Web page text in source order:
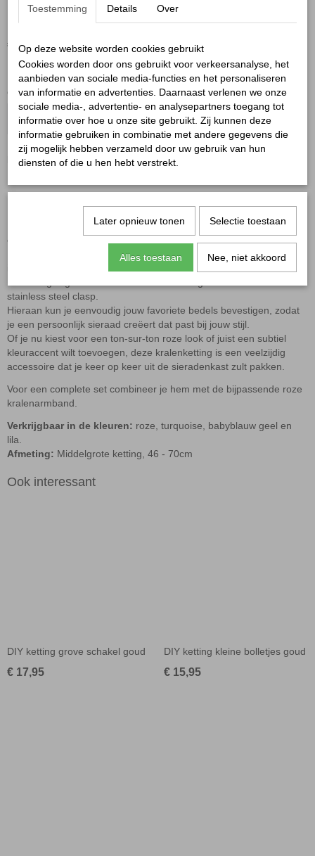
Kralenketting roze
€ 14,95 (inclusief btw 21%)
Niet op voorraad
Ontvang een mailtje zodra het product weer op voorraad is.
Verstuur
Kralenketting roze
Deze trendy ketting is de perfecte toevoeging aan een vrouwelijke
en stijlvolle look.
De zachte roze kralen zorgen voor een speelse uitstraling en geven
stainless steel clasp
Hieraan kun je eenvoudig jouw favoriete bedels bevestigen, zodat
je een persoonlijk sieraad creëert dat past bij jouw stijl.
Of je nu kiest voor een ton-sur-ton roze look of juist een subtiel
kleuraccent wilt toevoegen, deze kralenketting is een veelzijdig
accessoire dat je keer op keer uit de sieradenkast zult pakken.
Voor een complete set combineer je hem met de bijpassende roze
kralenarmband
Verkrijgbaar in de kleuren: roze, turquoise, babyblauw geel en
lila.
Afmeting: Middelgrote ketting, 46 - 70cm
Ook interessant
DIY ketting grove schakel goud
€ 17,95
DIY ketting kleine bolletjes goud
€ 15,95
Toestemming Details Over
Op deze website worden cookies gebruikt
Cookies worden door ons gebruikt voor verkeersanalyse, het
aanbieden van sociale media-functies en het personaliseren
van informatie en advertenties. Daarnaast verlenen we onze
sociale media-, advertentie- en analysepartners toegang tot
informatie over hoe u onze site gebruikt. Zij kunnen deze
informatie gebruiken in combinatie met andere gegevens die
zij mogelijk hebben verzameld door uw gebruik van hun
diensten of die u hen hebt verstrekt.
Later opnieuw tonen Selectie toestaan
Alles toestaan Nee, niet akkoord